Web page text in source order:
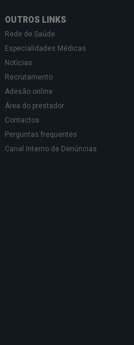
OUTROS LINKS
Rede de Saúde
Especialidades Médicas
Notícias
Recrutamento
Adesão online
Área do prestador
Contactos
Perguntas frequentes
Canal Interno de Denúncias